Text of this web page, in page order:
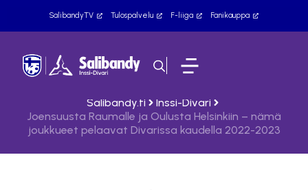
SalibandyTV Tulospalvelu F-liiga Fanikauppa
Salibandy.fi
Inssi-Divari
Joensuusta Raumalle ja Oulusta Helsinkiin – nämä
joukkueet pelaavat Divarissa kaudella 2022-2023